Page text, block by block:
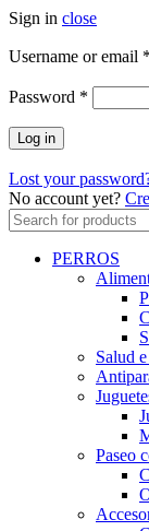
Sign in close
Username or email *
Password *
Log in
Lost your
No account yet?
Search
for:
PERROS
Salud
Paseo